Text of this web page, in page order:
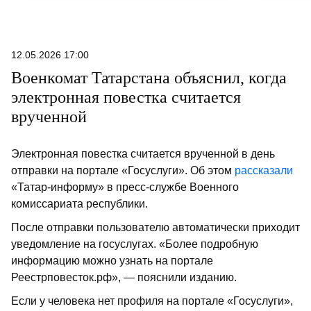
12.05.2026 17:00
Военкомат Татарстана объяснил, когда
электронная повестка считается
врученной
Электронная повестка считается врученной в день
отправки на портале «Госуслуги». Об этом рассказали
«Татар-информу» в пресс-службе Военного
комиссариата республики.
После отправки пользователю автоматически приходит
уведомление на госуслугах. «Более подробную
информацию можно узнать на портале
Реестрповесток.рф», — пояснили изданию.
Если у человека нет профиля на портале «Госуслуги»,